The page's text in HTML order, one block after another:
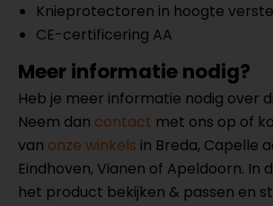
Knieprotectoren in hoogte
CE-certificering AA
Meer informatie nodig?
Heb je meer informatie nodig over
Neem dan contact met ons op of
van onze winkels in Breda, Capelle
Eindhoven, Vianen of Apeldoorn. In
het product bekijken & passen en